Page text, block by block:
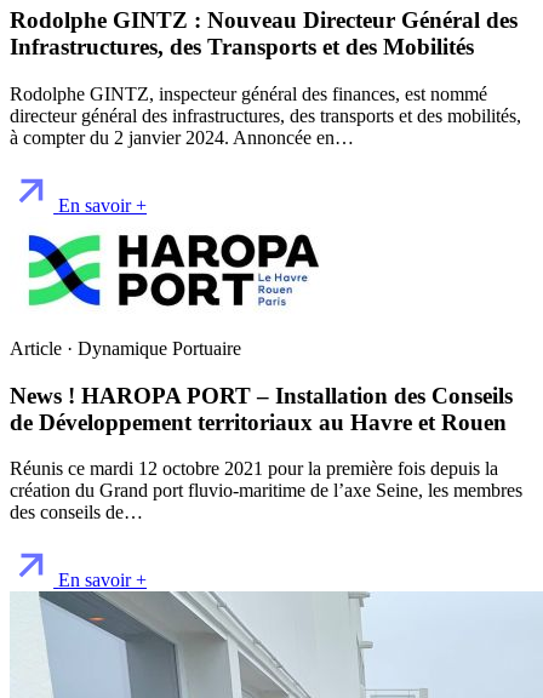
Rodolphe GINTZ : Nouveau Directeur Général des
Infrastructures, des Transports et des Mobilités
Rodolphe GINTZ, inspecteur général des finances, est nommé
directeur général des infrastructures, des transports et des mobilités,
à compter du 2 janvier 2024. Annoncée en…
En savoir +
Article · Dynamique Portuaire
News ! HAROPA PORT – Installation des Conseils
de Développement territoriaux au Havre et Rouen
Réunis ce mardi 12 octobre 2021 pour la première fois depuis la
création du Grand port fluvio-maritime de l’axe Seine, les membres
des conseils de…
En savoir +